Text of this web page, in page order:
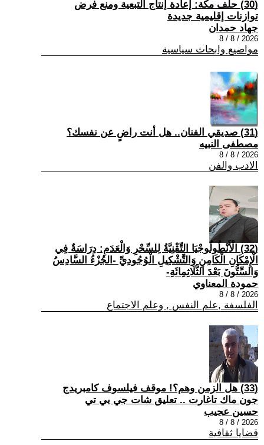
(30) حلف مكة: إعادة إنتاج التبعية ومنع فرض
توازنات إقليمية جديدة
جهاد حمدان
2026 / 8 / 8
مواضيع وابحاث سياسية
(31) صديقي الفنان.. هل أنت راضٍ عن نفسك؟
مصطفى النبيه
2026 / 8 / 8
الادب والفن
(32) الْأَنْطُولُوجْيَا التِّقْنِيَّةُ لِلسِّحْرِ وَالْعَدَمِ: دِرَاسَةٌ فِي
الْإِمْكَانِ الْكَامِنِ وَالتَّشْكِيلِ الْوُجُودِيِّ -الجُزْءُ السَّادِسُ
وَالسِّتُّونَ بَعْدَ الثَّلَاثِمِائَةِ-
حمودة المعناوي
2026 / 8 / 8
الفلسفة ,علم النفس , وعلم الاجتماع
(33) هل الزمن وهم؟! موقف فيلسوف كامبريدج
جون ماك تاغارت .. تعليق شات جي بي تي
حسين عجيب
2026 / 8 / 8
قضايا ثقافية